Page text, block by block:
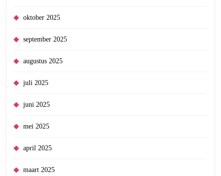
oktober 2025
september 2025
augustus 2025
juli 2025
juni 2025
mei 2025
april 2025
maart 2025